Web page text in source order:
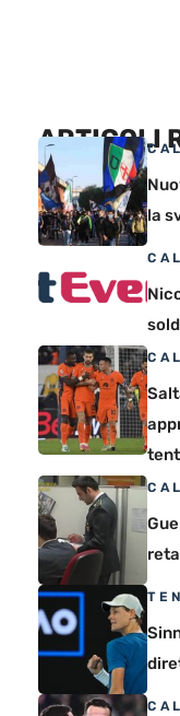
ARTICOLI
la